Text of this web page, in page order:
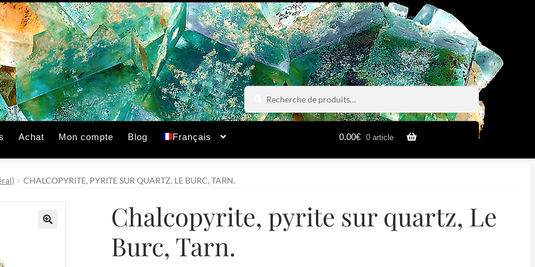
Recherche
pour :
Recherche
Achat Mon compte Blog Français 0.00€ 0 article
CHALCOPYRITE, PYRITE SUR QUARTZ, LE BURC, TARN.
Chalcopyrite, pyrite sur quartz, Le
Burc, Tarn.